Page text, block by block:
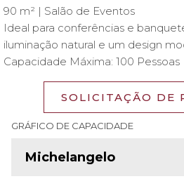
90 m² | Salão de Eventos
Ideal para conferências e
iluminação natural e um design
Capacidade Máxima: 100 Pessoas
SOLICITAÇÃO DE
GRÁFICO DE CAPACIDADE
Michelangelo